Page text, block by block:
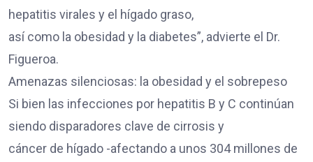
hepatitis virales y el hígado graso,
así como la obesidad y la diabetes”, advierte el Dr.
Figueroa.
Amenazas silenciosas: la obesidad y el sobrepeso
Si bien las infecciones por hepatitis B y C continúan
siendo disparadores clave de cirrosis y
cáncer de hígado -afectando a unos 304 millones de